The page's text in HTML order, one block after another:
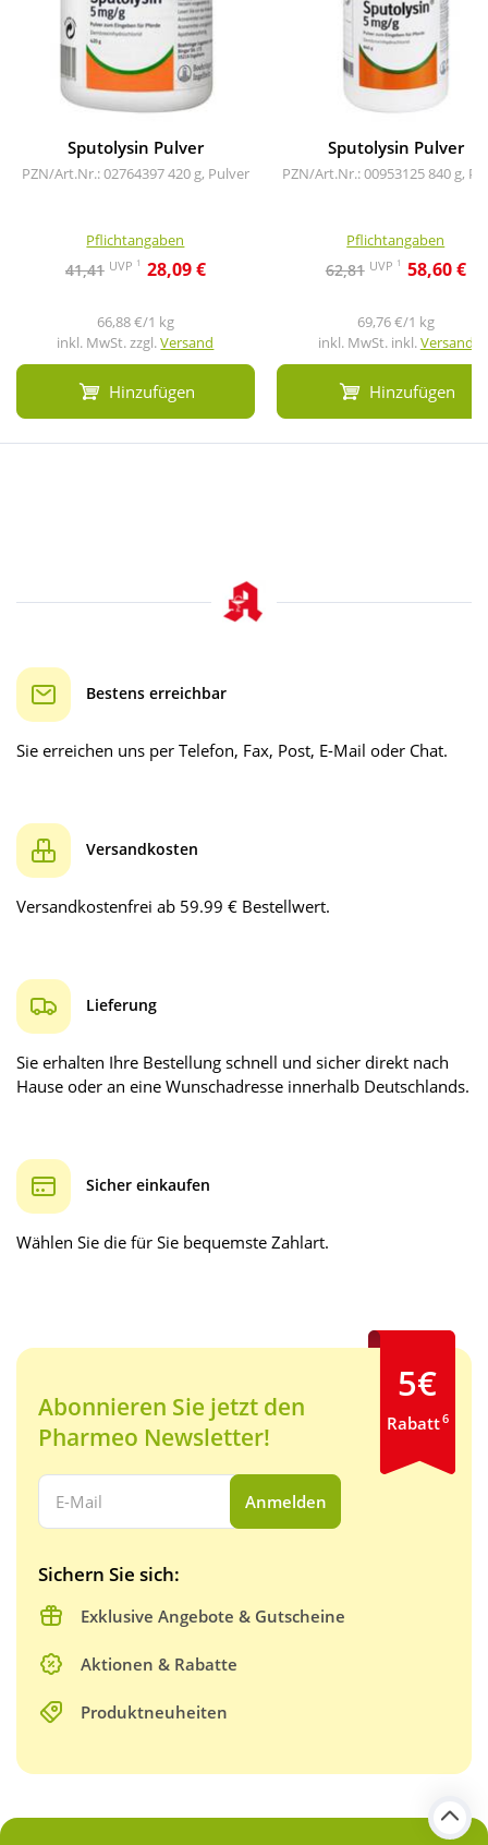
Sputolysin Pulver
PZN/Art.Nr.: 02764397420 g, Pulver
Pflichtangaben
41,41 UVP 1 28,09 €
66,88 €/1 kg
inkl. MwSt. zzgl.Versand
Hinzufügen
Sputolysin Pulver
PZN/Art.Nr.: 00953125840 g,
Pflichtangaben
62,81 UVP 1 58,60 €
69,76 €/1 kg
inkl. MwSt. inkl.Versand
Hinzufügen
Bestens erreichbar
Sie erreichen uns per Telefon, Fax, Post, E-Mail oder Chat.
Versandkosten
Versandkostenfrei ab 59.99 € Bestellwert.
Lieferung
Sie erhalten Ihre Bestellung schnell und sicher direkt nach
Hause oder an eine Wunschadresse innerhalb Deutschlands.
Sicher einkaufen
Wählen Sie die für Sie bequemste Zahlart.
Abonnieren Sie jetzt den
Pharmeo Newsletter!
Ihre E-Mail Adresse:
Anmelden
Sichern Sie sich:
Exklusive Angebote & Gutscheine
Aktionen & Rabatte
Produktneuheiten
5€
Rabatt6